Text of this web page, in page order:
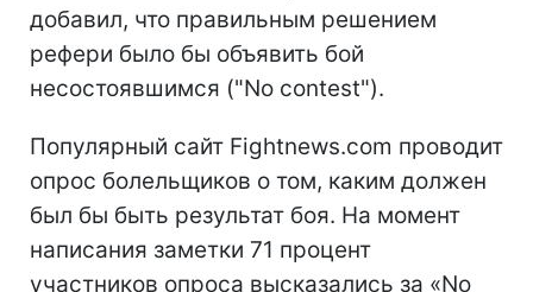
добавил, что правильным решением
рефери было бы объявить бой
несостоявшимся ("No contest").
Популярный сайт Fightnews.com проводит
опрос болельщиков о том, каким должен
был бы быть результат боя. На момент
написания заметки 71 процент
участников опроса высказались за «No